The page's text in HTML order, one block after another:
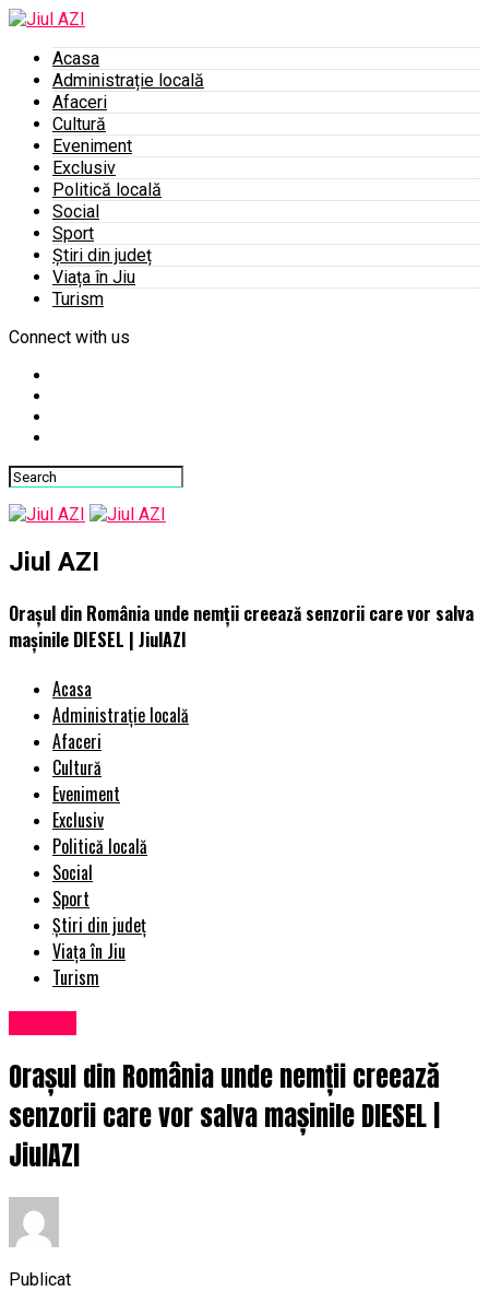
Acasa
Administrație locală
Afaceri
Cultură
Eveniment
Exclusiv
Politică locală
Social
Sport
Știri din județ
Viața în Jiu
Turism
Connect with us
Jiul AZI
Orașul din România unde nemții creează senzorii care vor salva
mașinile DIESEL | JiulAZI
Acasa
Administrație locală
Afaceri
Cultură
Eveniment
Exclusiv
Politică locală
Social
Sport
Știri din județ
Viața în Jiu
Turism
Orașul din România unde nemții creează
senzorii care vor salva mașinile DIESEL |
JiulAZI
Publicat